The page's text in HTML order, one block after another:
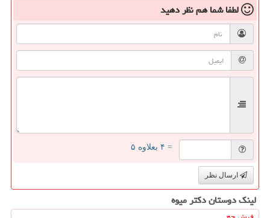
لطفا شما همنظر دهید
= ۴ بعلاوه ۵
ارسال نظر
لینک دوستان دكتر میوه